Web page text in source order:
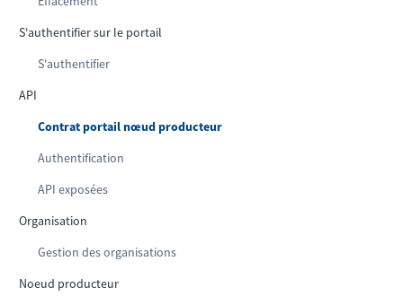
S'authentifier sur le portail
S'authentifier
API
Contrat portail nœud producteur
Authentification
API exposées
Organisation
Gestion des organisations
Noeud producteur